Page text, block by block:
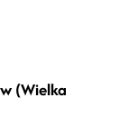
(Wielka